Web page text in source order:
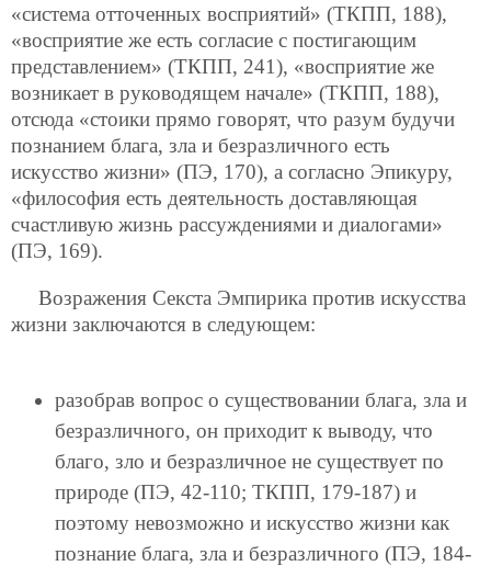
«система отточенных восприятий» (ТКПП, 188),
«восприятие же есть согласие с постигающим
представлением» (ТКПП, 241), «восприятие же
возникает в руководящем начале» (ТКПП, 188),
отсюда «стоики прямо говорят, что разум будучи
познанием блага, зла и безразличного есть
искусство жизни» (ПЭ, 170), а согласно Эпикуру,
«философия есть деятельность доставляющая
счастливую жизнь рассуждениями и диалогами»
(ПЭ, 169).
Возражения Секста Эмпирика против искусства
жизни заключаются в следующем:
разобрав вопрос о существовании блага, зла и
безразличного, он приходит к выводу, что
благо, зло и безразличное не существует по
природе (ПЭ, 42-110; ТКПП, 179-187) и
поэтому невозможно и искусство жизни как
познание блага, зла и безразличного (ПЭ, 184-